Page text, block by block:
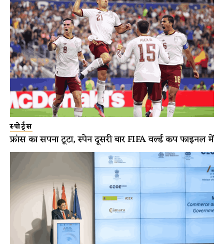
स्पोर्ट्स
फ्रांस का सपना टूटा, स्पेन दूसरी बार FIFA वर्ल्ड कप फाइनल में